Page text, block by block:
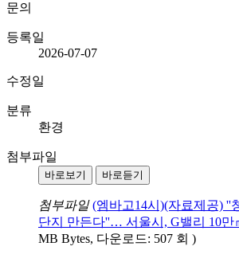
문의
등록일
2026-07-07
수정일
분류
환경
첨부파일
바로보기 바로듣기
첨부파일 (엠바고14시)(자료제공) ''
단지 만든다''… 서울시, G밸리 10만
MB Bytes, 다운로드: 507 회 )